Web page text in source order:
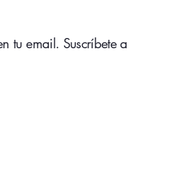
tu email. Suscríbete a